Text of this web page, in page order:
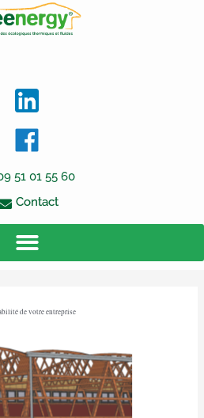
51 01 55 60
Contact
de votre entreprise